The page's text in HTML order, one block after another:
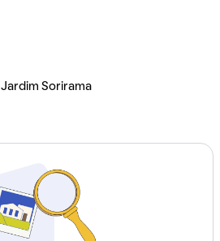
Jardim Sorirama